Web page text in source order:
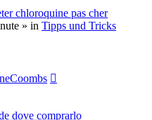
chloroquine pas cher
» in Tipps und Tricks
dove comprarlo